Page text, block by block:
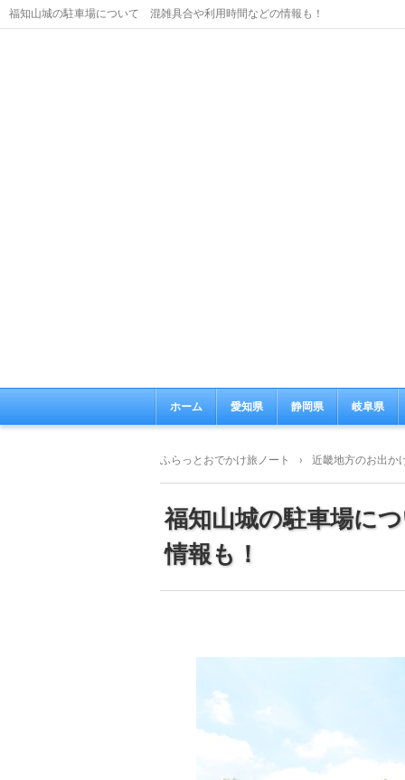
福知山城の駐車場について 混雑具合や利用時間などの情報も！
ホーム 愛知県 静岡県 岐阜県
ふらっとおでかけ旅ノート › 近畿地方のお出か
福知山城の駐車場に
情報も！